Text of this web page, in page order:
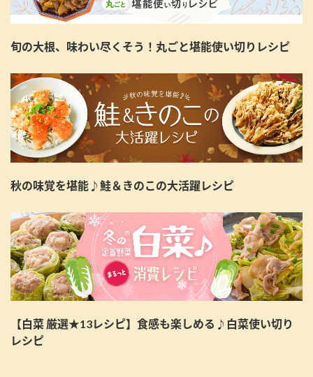
旬の大根、味わい尽くそう！丸ごと堪能使い切りレシピ
秋の味覚を堪能♪鮭＆きのこの大活躍レシピ
【白菜 厳選★13レシピ】食感も楽しめる♪白菜使い切り
レシピ